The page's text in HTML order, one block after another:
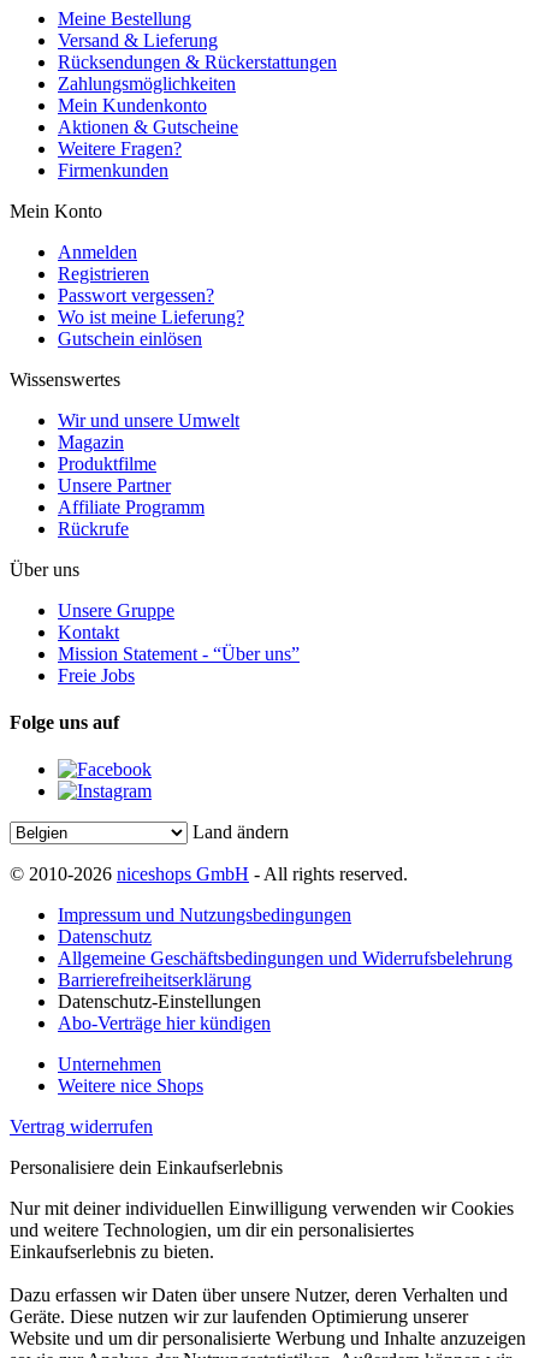
Meine Bestellung
Versand & Lieferung
Rücksendungen & Rückerstattungen
Zahlungsmöglichkeiten
Mein Kundenkonto
Aktionen & Gutscheine
Weitere Fragen?
Firmenkunden
Mein Konto
Anmelden
Registrieren
Passwort vergessen?
Wo ist meine Lieferung?
Gutschein einlösen
Wissenswertes
Wir und unsere Umwelt
Magazin
Produktfilme
Unsere Partner
Affiliate Programm
Rückrufe
Über uns
Unsere Gruppe
Kontakt
Mission Statement - “Über uns”
Freie Jobs
Folge uns auf
Land ändern
© 2010-2026 niceshops GmbH - All rights reserved.
Impressum und Nutzungsbedingungen
Datenschutz
Allgemeine Geschäftsbedingungen und Widerrufsbelehrung
Barrierefreiheitserklärung
Datenschutz-Einstellungen
Abo-Verträge hier kündigen
Unternehmen
Weitere nice Shops
Vertrag widerrufen
Personalisiere dein Einkaufserlebnis
Nur mit deiner individuellen Einwilligung verwenden wir Cookies
und weitere Technologien, um dir ein personalisiertes
Einkaufserlebnis zu bieten.
Dazu erfassen wir Daten über unsere Nutzer, deren Verhalten und
Geräte. Diese nutzen wir zur laufenden Optimierung unserer
Website und um dir personalisierte Werbung und Inhalte anzuzeigen